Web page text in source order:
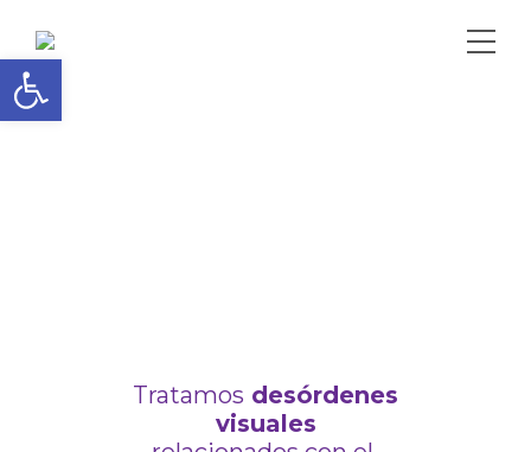
Tratamos desórdenes
visuales
Abrir barra de herramientas